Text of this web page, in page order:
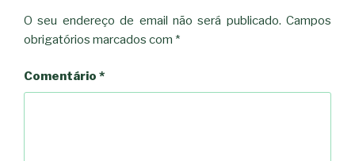
O seu endereço de email não será publicado. Campos
obrigatórios marcados com *
Comentário *